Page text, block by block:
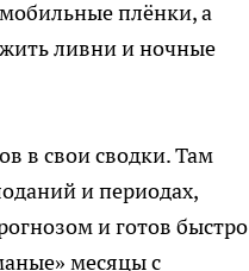
плёнки, а
ливни и ночные
в свои сводки. Там
и периодах,
и готов быстро
месяцы с